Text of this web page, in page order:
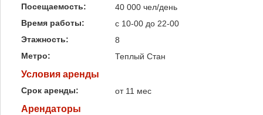
Посещаемость:
40 000 чел/день
Время работы:
с 10-00 до 22-00
Этажность:
8
Метро:
Теплый Стан
Условия аренды
Срок аренды: от 11 мес
Арендаторы